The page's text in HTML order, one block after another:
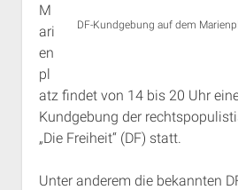
DF-Kundgebung auf dem
M
ari
en
pl
atz findet von 14 bis 20 Uhr
Kundgebung der
„Die Freiheit“ (DF) statt.
Unter anderem die bekannten